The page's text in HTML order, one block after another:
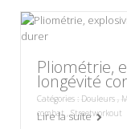
Pliométrie,
longévité
Catégories : Douleurs ,
combat,Streetworkout
Lire la suite